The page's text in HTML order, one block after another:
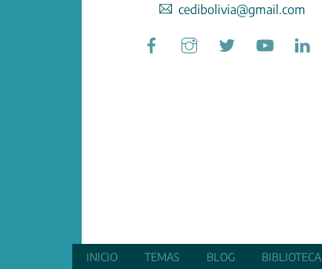
cedibolivia@gmail.com
Facebook
INICIO TEMAS BLOG BIBLIOTECA